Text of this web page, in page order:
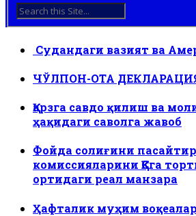
Судандаги вазият ва
ЧЎЛПОН-ОТА
Қарзга савдо қилиш ва
ҳақидаги саволга жавоб
Фойда солиғини
комиссияларини ҚҚСга
ортидаги реал манзара
Ҳафталик муҳим